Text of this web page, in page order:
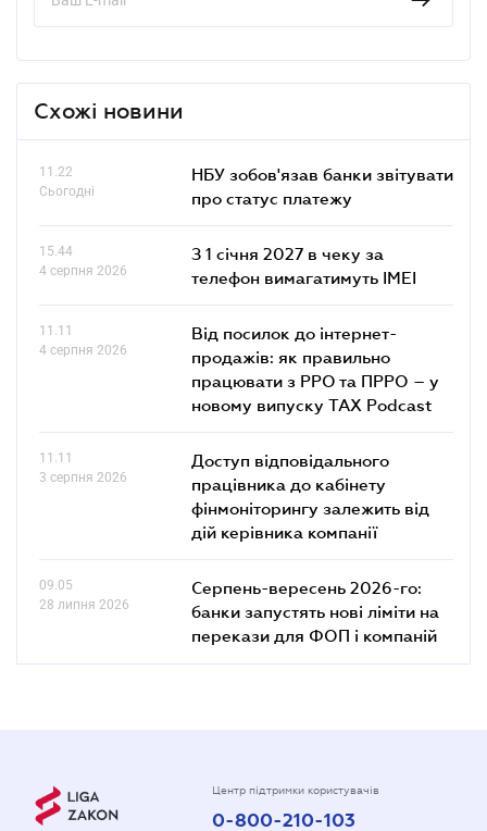
Схожі новини
11.22
Сьогодні
НБУ зобов'язав банки звітувати
про статус платежу
15.44
4 серпня 2026
З 1 січня 2027 в чеку за
телефон вимагатимуть IMEI
11.11
4 серпня 2026
Від посилок до інтернет-
продажів: як правильно
працювати з РРО та ПРРО – у
новому випуску TAX Podcast
11.11
3 серпня 2026
Доступ відповідального
працівника до кабінету
фінмоніторингу залежить від
дій керівника компанії
09.05
28 липня 2026
Серпень-вересень 2026-го:
банки запустять нові ліміти на
перекази для ФОП і компаній
Центр підтримки користувачів
0-800-210-103